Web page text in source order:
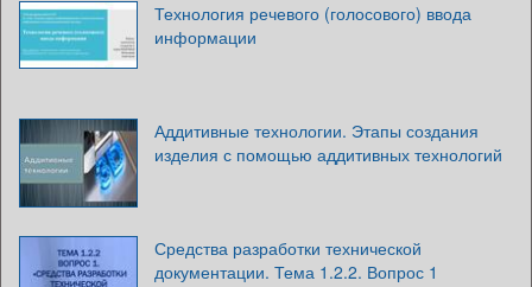
Технология речевого (голосового) ввода
информации
Аддитивные технологии. Этапы создания
изделия с помощью аддитивных технологий
Средства разработки технической
документации. Тема 1.2.2. Вопрос 1